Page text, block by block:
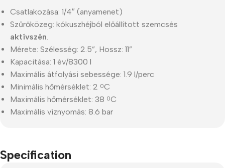
Csatlakozása: 1/4″ (anyamenet)
Szűrőközeg: kókuszhéjból előállított szemcsés
aktívszén
Mérete: Szélesség: 2.5”, Hossz: 11”
Kapacitása: 1 év/8300 l
Maximális átfolyási sebessége: 1.9 l/perc
Minimális hőmérséklet: 2 0C
Maximális hőmérséklet: 38 0C
Maximális víznyomás: 8.6 bar
Specification